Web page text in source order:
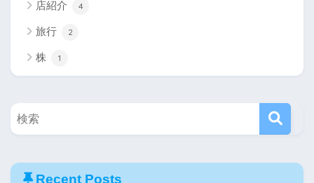
店紹介 4
旅行 2
株 1
Recent Posts